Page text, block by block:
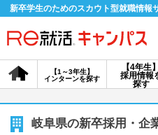
新卒学生のためのスカウト型就職情報
【4年生】
採用情報
探す
【1～3年生】
インターンを探す
会員登録
岐阜県の新卒採用・企